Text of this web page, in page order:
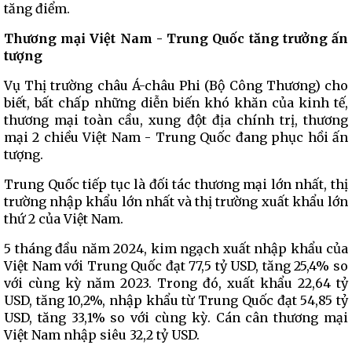
tăng điểm.
Thương mại Việt Nam - Trung Quốc tăng trưởng ấn
tượng
Vụ Thị trường châu Á-châu Phi (Bộ Công Thương) cho
biết, bất chấp những diễn biến khó khăn của kinh tế,
thương mại toàn cầu, xung đột địa chính trị, thương
mại 2 chiều Việt Nam - Trung Quốc đang phục hồi ấn
tượng.
Trung Quốc tiếp tục là đối tác thương mại lớn nhất, thị
trường nhập khẩu lớn nhất và thị trường xuất khẩu lớn
thứ 2 của Việt Nam.
5 tháng đầu năm 2024, kim ngạch xuất nhập khẩu của
Việt Nam với Trung Quốc đạt 77,5 tỷ USD, tăng 25,4% so
với cùng kỳ năm 2023. Trong đó, xuất khẩu 22,64 tỷ
USD, tăng 10,2%, nhập khẩu từ Trung Quốc đạt 54,85 tỷ
USD, tăng 33,1% so với cùng kỳ. Cán cân thương mại
Việt Nam nhập siêu 32,2 tỷ USD.